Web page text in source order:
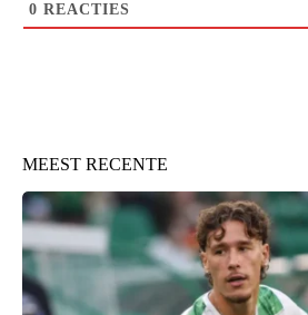
0 REACTIES
MEEST RECENTE